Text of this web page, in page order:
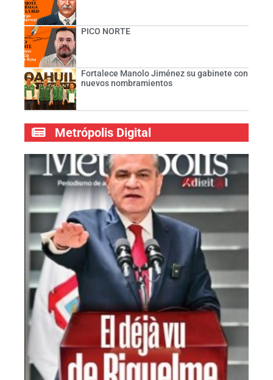
PICO NORTE
Fortalece Manolo Jiménez su gabinete con
nuevos nombramientos
Metrópolis Digital